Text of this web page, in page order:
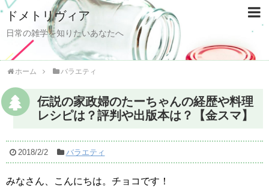
ドメトリヴィア
日常の雑学を知りたいあなたへ
ホーム バラエティ
伝説の家政婦のたーちゃんの経歴や料理
レシピは？評判や出版本は？【金スマ】
2018/2/2 バラエティ
みなさん、こんにちは。チョコです！